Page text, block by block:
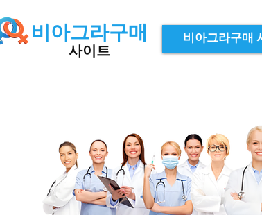
비아그라구매
사이트
비아그라구매